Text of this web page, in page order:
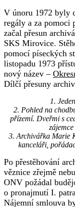
V únoru 1972 byly
regály a za pomoci
začal přesun
SKS Mirovice.
pomocí píseckých
listopadu 1973
nový název –
Dílčí přesuny
1.
2. Pohled na
přízemí. Dveřmi s
3. Archivářka Marie
kanceláři,
Po přestěhování
věznice zřejmě
ONV požádal
o pronajmutí I.
Nájemní smlouva